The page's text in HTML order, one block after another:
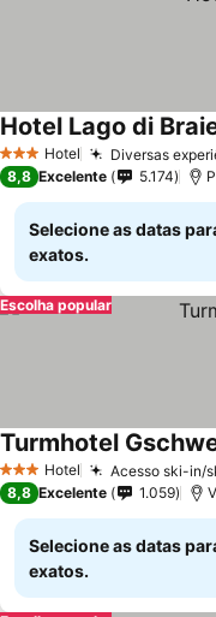
3 EstrelasHotel Diversas
Hotel Lago di
8,8 Excelente 5.174
Selecione as datas
exatos.
Escolha popular
3 EstrelasHotel Acesso ski-in/
Turmhotel
8,8 Excelente 1.059
Selecione as datas
exatos.